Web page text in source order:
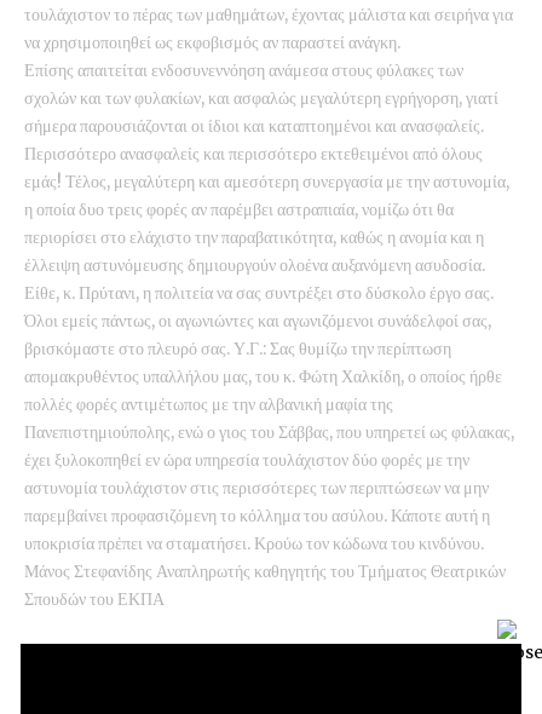
τουλάχιστον το πέρας των μαθημάτων, έχοντας μάλιστα και σειρήνα για
να χρησιμοποιηθεί ως εκφοβισμός αν παραστεί ανάγκη.
Επίσης απαιτείται ενδοσυνεννόηση ανάμεσα στους φύλακες των
σχολών και των φυλακίων, και ασφαλώς μεγαλύτερη εγρήγορση, γιατί
σήμερα παρουσιάζονται οι ίδιοι και καταπτοημένοι και ανασφαλείς.
Περισσότερο ανασφαλείς και περισσότερο εκτεθειμένοι από όλους
εμάς! Τέλος, μεγαλύτερη και αμεσότερη συνεργασία με την αστυνομία,
η οποία δυο τρεις φορές αν παρέμβει αστραπιαία, νομίζω ότι θα
περιορίσει στο ελάχιστο την παραβατικότητα, καθώς η ανομία και η
έλλειψη αστυνόμευσης δημιουργούν ολοένα αυξανόμενη ασυδοσία.
Είθε, κ. Πρύτανι, η πολιτεία να σας συντρέξει στο δύσκολο έργο σας.
Όλοι εμείς πάντως, οι αγωνιώντες και αγωνιζόμενοι συνάδελφοί σας,
βρισκόμαστε στο πλευρό σας. Υ.Γ.: Σας θυμίζω την περίπτωση
απομακρυθέντος υπαλλήλου μας, του κ. Φώτη Χαλκίδη, ο οποίος ήρθε
πολλές φορές αντιμέτωπος με την αλβανική μαφία της
Πανεπιστημιούπολης, ενώ ο γιος του Σάββας, που υπηρετεί ως φύλακας,
έχει ξυλοκοπηθεί εν ώρα υπηρεσία τουλάχιστον δύο φορές με την
αστυνομία τουλάχιστον στις περισσότερες των περιπτώσεων να μην
παρεμβαίνει προφασιζόμενη το κόλλημα του ασύλου. Κάποτε αυτή η
υποκρισία πρέπει να σταματήσει. Κρούω τον κώδωνα του κινδύνου.
Μάνος Στεφανίδης Αναπληρωτής καθηγητής του Τμήματος Θεατρικών
Σπουδών του ΕΚΠΑ